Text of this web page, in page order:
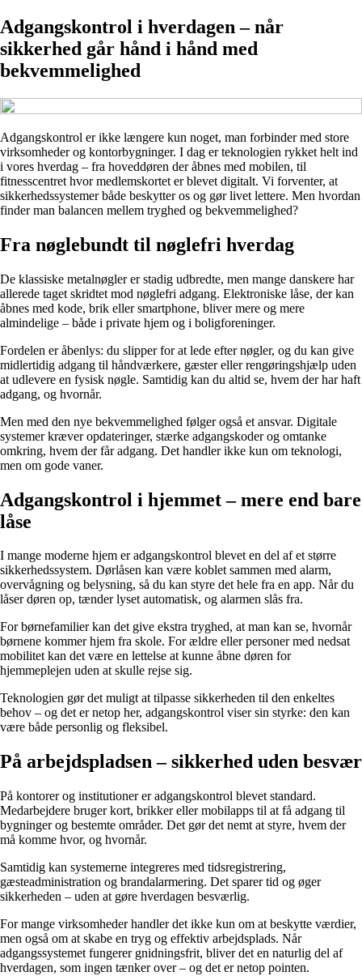
Adgangskontrol i hverdagen – når
sikkerhed går hånd i hånd med
bekvemmelighed
Adgangskontrol er ikke længere kun noget, man forbinder med store
virksomheder og kontorbygninger. I dag er teknologien rykket helt ind
i vores hverdag – fra hoveddøren der åbnes med mobilen, til
fitnesscentret hvor medlemskortet er blevet digitalt. Vi forventer, at
sikkerhedssystemer både beskytter os og gør livet lettere. Men hvordan
finder man balancen mellem tryghed og bekvemmelighed?
Fra nøglebundt til nøglefri hverdag
De klassiske metalnøgler er stadig udbredte, men mange danskere har
allerede taget skridtet mod nøglefri adgang. Elektroniske låse, der kan
åbnes med kode, brik eller smartphone, bliver mere og mere
almindelige – både i private hjem og i boligforeninger.
Fordelen er åbenlys: du slipper for at lede efter nøgler, og du kan give
midlertidig adgang til håndværkere, gæster eller rengøringshjælp uden
at udlevere en fysisk nøgle. Samtidig kan du altid se, hvem der har haft
adgang, og hvornår.
Men med den nye bekvemmelighed følger også et ansvar. Digitale
systemer kræver opdateringer, stærke adgangskoder og omtanke
omkring, hvem der får adgang. Det handler ikke kun om teknologi,
men om gode vaner.
Adgangskontrol i hjemmet – mere end bare
låse
I mange moderne hjem er adgangskontrol blevet en del af et større
sikkerhedssystem. Dørlåsen kan være koblet sammen med alarm,
overvågning og belysning, så du kan styre det hele fra en app. Når du
låser døren op, tænder lyset automatisk, og alarmen slås fra.
For børnefamilier kan det give ekstra tryghed, at man kan se, hvornår
børnene kommer hjem fra skole. For ældre eller personer med nedsat
mobilitet kan det være en lettelse at kunne åbne døren for
hjemmeplejen uden at skulle rejse sig.
Teknologien gør det muligt at tilpasse sikkerheden til den enkeltes
behov – og det er netop her, adgangskontrol viser sin styrke: den kan
være både personlig og fleksibel.
På arbejdspladsen – sikkerhed uden besvær
På kontorer og institutioner er adgangskontrol blevet standard.
Medarbejdere bruger kort, brikker eller mobilapps til at få adgang til
bygninger og bestemte områder. Det gør det nemt at styre, hvem der
må komme hvor, og hvornår.
Samtidig kan systemerne integreres med tidsregistrering,
gæsteadministration og brandalarmering. Det sparer tid og øger
sikkerheden – uden at gøre hverdagen besværlig.
For mange virksomheder handler det ikke kun om at beskytte værdier,
men også om at skabe en tryg og effektiv arbejdsplads. Når
adgangssystemet fungerer gnidningsfrit, bliver det en naturlig del af
hverdagen, som ingen tænker over – og det er netop pointen.